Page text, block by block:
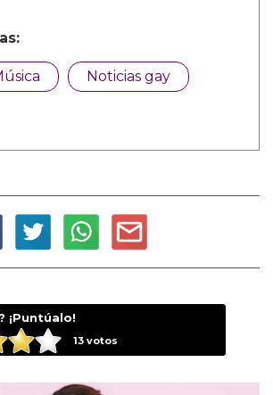
Noticias gay
¡Puntúalo!
13votos